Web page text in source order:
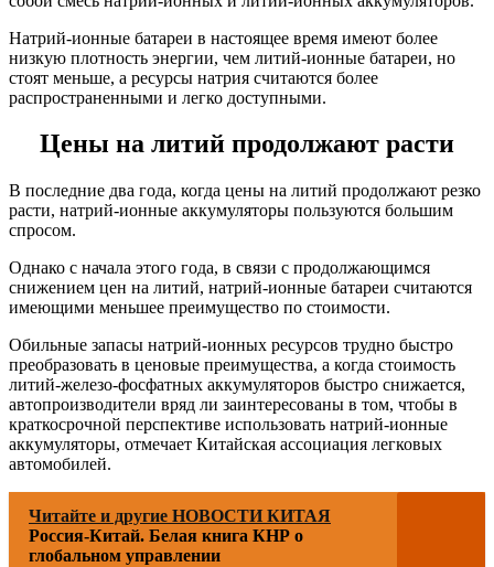
Натрий-ионные батареи в настоящее время имеют более
низкую плотность энергии, чем литий-ионные батареи, но
стоят меньше, а ресурсы натрия считаются более
распространенными и легко доступными.
Цены на литий продолжают расти
В последние два года, когда цены на литий продолжают резко
расти, натрий-ионные аккумуляторы пользуются большим
спросом.
Однако с начала этого года, в связи с продолжающимся
снижением цен на литий, натрий-ионные батареи считаются
имеющими меньшее преимущество по стоимости.
Обильные запасы натрий-ионных ресурсов трудно быстро
преобразовать в ценовые преимущества, а когда стоимость
литий-железо-фосфатных аккумуляторов быстро снижается,
автопроизводители вряд ли заинтересованы в том, чтобы в
краткосрочной перспективе использовать натрий-ионные
аккумуляторы, отмечает Китайская ассоциация легковых
автомобилей.
Читайте и другие НОВОСТИ КИТАЯ
Россия-Китай. Белая книга КНР о
глобальном управлении